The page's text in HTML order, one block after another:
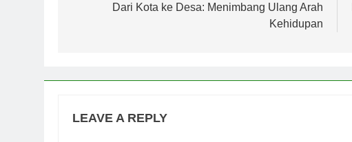
navigation
Dari Kota ke Desa: Menimbang Ulang Arah
Kehidupan
LEAVE A REPLY